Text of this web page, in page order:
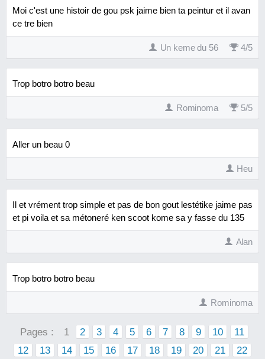
Moi c'est une histoir de gou psk jaime bien ta peintur et il avan
ce tre bien
Un keme du 56 4/5
Trop botro botro beau
Rominoma 5/5
Aller un beau 0
Heu
Il et vrément trop simple et pas de bon gout lestétike jaime pas
et pi voila et sa métoneré ken scoot kome sa y fasse du 135
Alan
Trop botro botro beau
Rominoma
Pages : 1 2 3 4 5 6 7 8 9 10
11
12
13 14 15 16 17 18 19 20 21
22